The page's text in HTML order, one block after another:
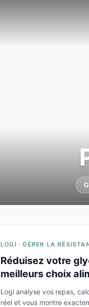
LOGI · GÉRER LA
Réduisez votre
meilleurs choix
Logi analyse vos repas,
réel et vous montre